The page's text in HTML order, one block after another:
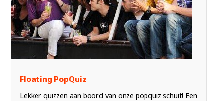
Floating PopQuiz
Lekker quizzen aan boord van onze popquiz schuit! Een